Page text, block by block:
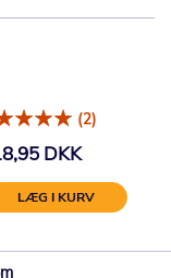
(2)
DKK
LÆG I KURV